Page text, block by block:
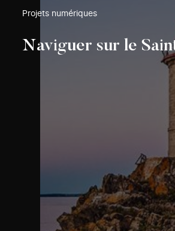
Projets numériques
Naviguer sur le